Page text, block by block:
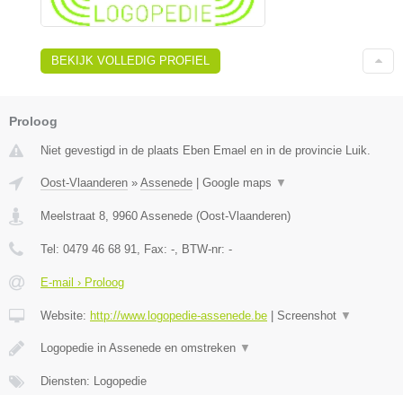
BEKIJK VOLLEDIG PROFIEL
Proloog
Niet gevestigd in de plaats Eben Emael en in de provincie Luik.
Oost-Vlaanderen » Assenede | Google maps ▼
Meelstraat 8 9960 Assenede (Oost-Vlaanderen)
Tel: 0479 46 68 91 , Fax: - , BTW-nr: -
E-mail › Proloog
Website: http://www.logopedie-assenede.be | Screenshot ▼
Logopedie in Assenede en omstreken ▼
Diensten: Logopedie